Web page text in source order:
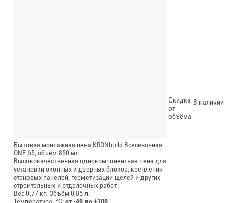
Бытовая монтажная пена KRONbuild Всесезонная
ONE 65, объём 850 мл
Высококачественная однокомпонентная пена для
установки оконных и дверных блоков, крепления
стеновых панелей, герметизации щелей и других
строительных и отделочных работ.
Вес 0,77 кг. Объём 0,85 л.
Температура, °C:от -40 до +100
Скидка
от
объёма
В наличии